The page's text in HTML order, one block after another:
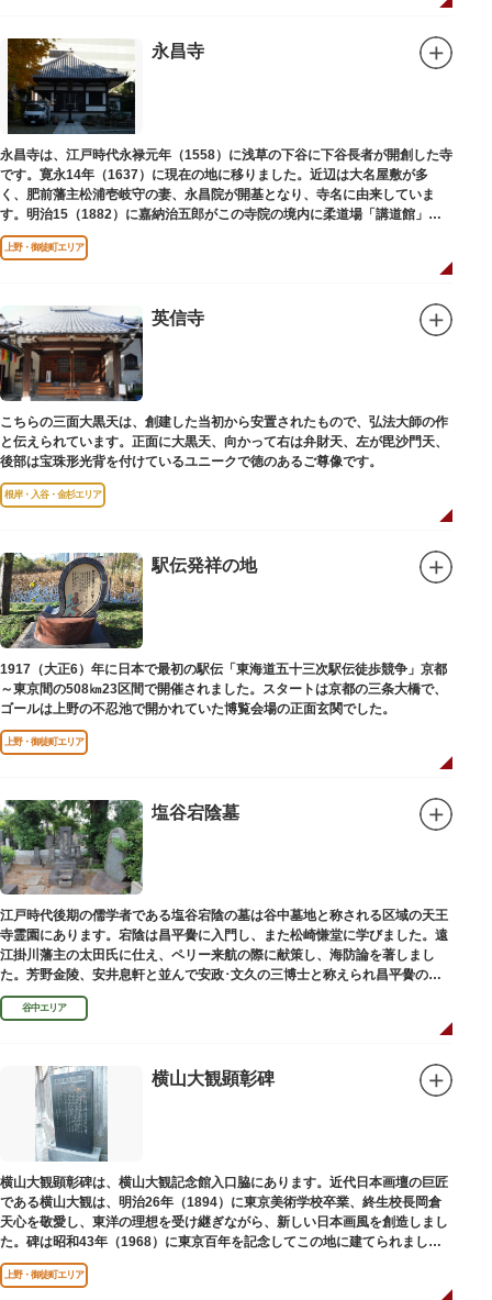
永昌寺
永昌寺は、江戸時代永禄元年（1558）に浅草の下谷に下谷長者が開創した寺
です。寛永14年（1637）に現在の地に移りました。近辺は大名屋敷が多
く、肥前藩主松浦壱岐守の妻、永昌院が開基となり、寺名に由来していま
す。明治15（1882）に嘉納治五郎がこの寺院の境内に柔道場「講道館」を
設立しました。
上野・御徒町エリア
英信寺
こちらの三面大黒天は、創建した当初から安置されたもので、弘法大師の作
と伝えられています。正面に大黒天、向かって右は弁財天、左が毘沙門天、
後部は宝珠形光背を付けているユニークで徳のあるご尊像です。
根岸・入谷・金杉エリア
駅伝発祥の地
1917（大正6）年に日本で最初の駅伝「東海道五十三次駅伝徒歩競争」京都
～東京間の508㎞23区間で開催されました。スタートは京都の三条大橋で、
ゴールは上野の不忍池で開かれていた博覧会場の正面玄関でした。
上野・御徒町エリア
塩谷宕陰墓
江戸時代後期の儒学者である塩谷宕陰の墓は谷中墓地と称される区域の天王
寺霊園にあります。宕陰は昌平黌に入門し、また松崎慊堂に学びました。遠
江掛川藩主の太田氏に仕え、ペリー来航の際に献策し、海防論を著しまし
た。芳野金陵、安井息軒と並んで安政･文久の三博士と称えられ昌平黌の教
授として多くの文人を育て、慶応3年 （1867）に没しました。
谷中エリア
横山大観顕彰碑
横山大観顕彰碑は、横山大観記念館入口脇にあります。近代日本画壇の巨匠
である横山大観は、明治26年（1894）に東京美術学校卒業、終生校長岡倉
天心を敬愛し、東洋の理想を受け継ぎながら、新しい日本画風を創造しまし
た。碑は昭和43年（1968）に東京百年を記念してこの地に建てられまし
た。
上野・御徒町エリア